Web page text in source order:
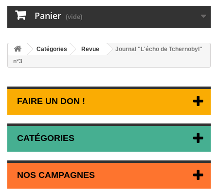
Panier (vide)
Catégories Revue
Journal "L'écho de Tchernobyl"
n°3
FAIRE UN DON !
CATÉGORIES
NOS CAMPAGNES